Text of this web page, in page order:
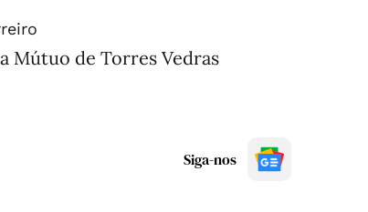
Mútuo de Torres Vedras
Siga-nos